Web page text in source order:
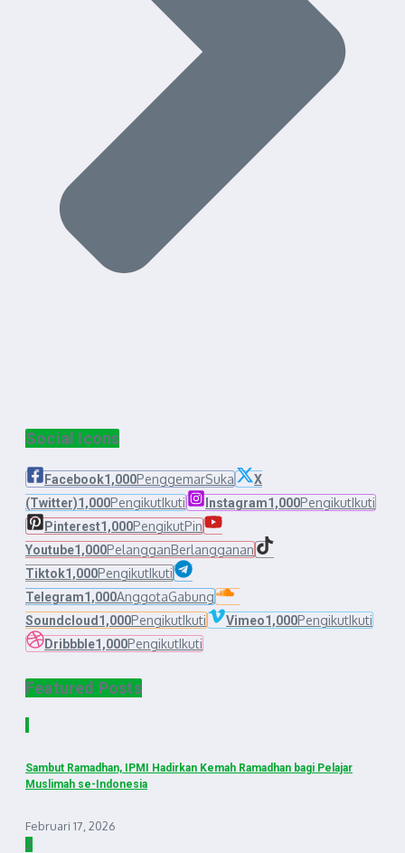
Social Icons
Facebook1,000PenggemarSuka
X
(Twitter)1,000PengikutIkuti Instagram1,000PengikutIkuti
Pinterest1,000PengikutPin
Youtube1,000PelangganBerlangganan
Tiktok1,000PengikutIkuti
Telegram1,000AnggotaGabung
Soundcloud 1,000PengikutIkuti Vimeo1,000PengikutIkuti
Dribbble1,000PengikutIkuti
Featured Posts
1
Sambut Ramadhan, IPMI Hadirkan Kemah Ramadhan bagi Pelajar
Muslimah se-Indonesia
Februari 17, 2026
2